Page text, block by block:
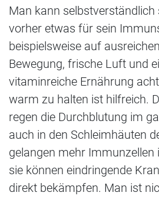
Man kann selbstverständlich
vorher etwas für sein
beispielsweise auf
Bewegung, frische Luft und
vitaminreiche Ernährung
warm zu halten ist hilfreich.
regen die Durchblutung im
auch in den Schleimhäuten
gelangen mehr Immunzellen
sie können eindringende
direkt bekämpfen. Man ist